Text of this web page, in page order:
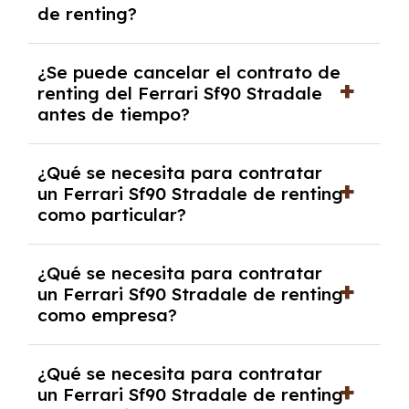
mensuales.
de renting?
tendrás que pagar ningún tipo de entrada
salvo en casos que lo exija el proveedor
debido al resultado del estudio de viabilidad
económica.
¿Se puede cancelar el contrato de
renting del Ferrari Sf90 Stradale
antes de tiempo?
pero puede haber penalizaciones por
cancelación anticipada. Es importante revisar
las condiciones del contrato y hablar con un
experto que te asesore.
¿Qué se necesita para contratar
un Ferrari Sf90 Stradale de renting
como particular?
y, en algunos casos, una consulta de solvencia
crediticia y un pago inicial.
¿Qué se necesita para contratar
un Ferrari Sf90 Stradale de renting
como empresa?
documentación financiera y, en algunos
casos, un informe de solvencia de la empresa
¿Qué se necesita para contratar
un Ferrari Sf90 Stradale de renting